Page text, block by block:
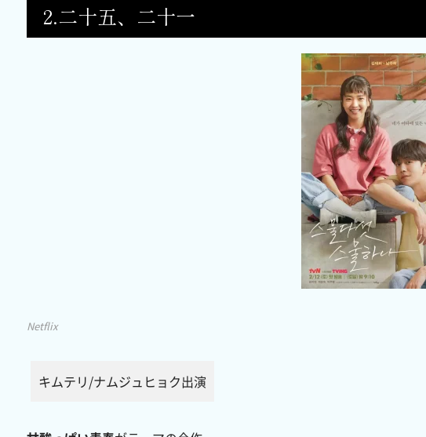
2.二十五、二十一
Netflix
キムテリ/ナムジュヒョク出演